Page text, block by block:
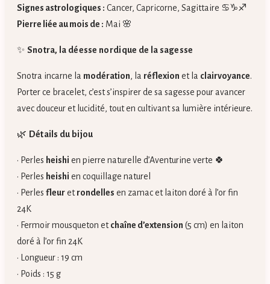
Signes astrologiques : Cancer, Capricorne, Sagittaire ♋♑♐
Pierre liée au mois de : Mai 🌸
✨ Snotra, la déesse nordique de la sagesse
Snotra incarne la modération, la réflexion et la clairvoyance.
Porter ce bracelet, c’est s’inspirer de sa sagesse pour avancer
avec douceur et lucidité, tout en cultivant sa lumière intérieure.
🌿 Détails du bijou
• Perles heishi en pierre naturelle d’Aventurine verte 🍀
• Perles heishi en coquillage naturel
• Perles fleuretrondelles en zamac et laiton doré à l’or fin
24K
• Fermoir mousqueton etchaîne d’extension (5 cm) en laiton
doré à l’or fin 24K
• Longueur : 19 cm
• Poids : 15 g